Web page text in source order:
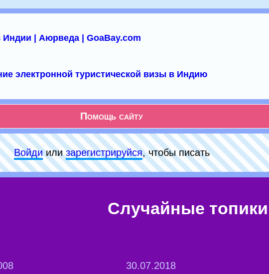
Индии | Аюрведа | GoaBay.com
электронной туристической визы в Индию
Помощь сайту
Войдиилизарeгиcтpируйся, чтобы писать
Случайные топики
30.07.2018